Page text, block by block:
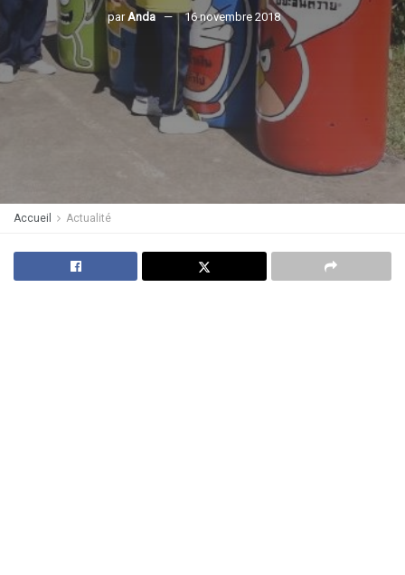
par Anda 16 novembre 2018
Accueil Actualité